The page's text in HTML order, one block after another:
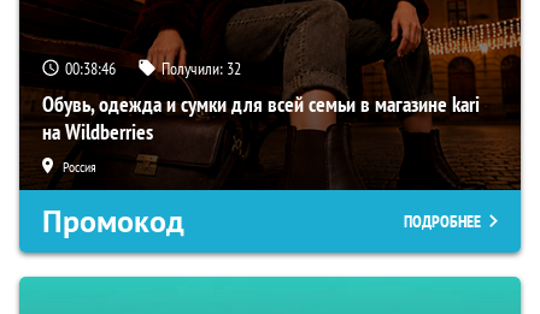
00:38:45 Получили: 32
Обувь, одежда и сумки для всей семьи в магазине kari
на Wildberries
Россия
Промокод ПОДРОБНЕЕ